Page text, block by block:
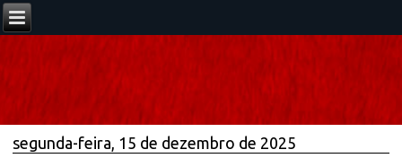
segunda-feira, 15 de dezembro de 2025